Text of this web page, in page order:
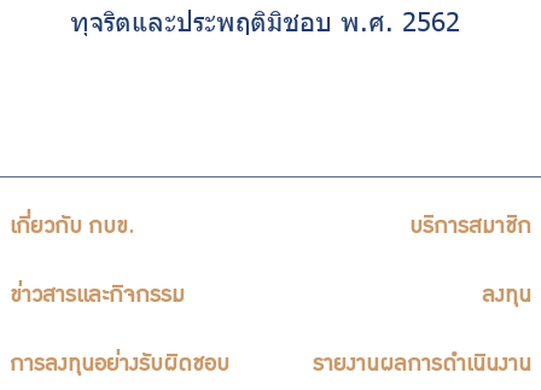
ทุจริตและประพฤติมิชอบ พ.ศ. 2562
เกี่ยวกับ กบข. บริการสมาชิก
ข่าวสารและกิจกรรม ลงทุน
การลงทุนอย่างรับผิดชอบ รายงานผลการดำเนินงาน